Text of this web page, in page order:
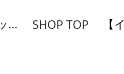
... SHOP TOP 【